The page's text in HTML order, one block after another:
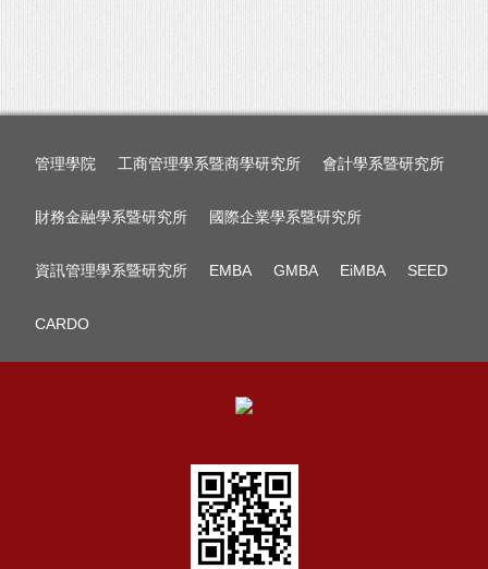
管理學院 工商管理學系暨商學研究所 會計學系暨研究所
財務金融學系暨研究所 國際企業學系暨研究所
資訊管理學系暨研究所 EMBA GMBA EiMBA SEED
CARDO